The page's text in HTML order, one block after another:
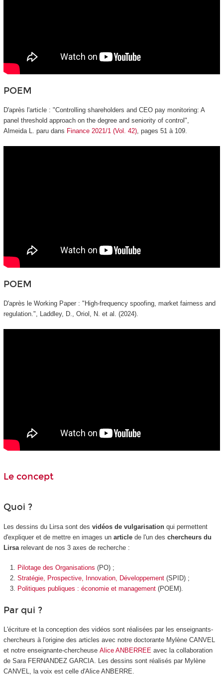
POEM
D'après l'article : "Controlling shareholders and CEO pay monitoring: A
panel threshold approach on the degree and seniority of control",
Almeida L. paru dans Finance 2021/1 (Vol. 42), pages 51 à 109.
POEM
D'après le Working Paper : " High-frequency spoofing, market fairness and
regulation.", Laddley, D., Oriol, N. et al. (2024).
Le concept
Quoi ?
Les dessins du Lirsa sont des vidéos de vulgarisation qui permettent
d'expliquer et de mettre en images un article de l'un des chercheurs du
Lirsarelevant de nos 3 axes de recherche :
Pilotage des Organisations (PO) ;
Stratégie, Prospective, Innovation, Développement(SPID) ;
Politiques publiques : économie et management(POEM).
Par qui ?
L'écriture et la conception des vidéos sont réalisées par les enseignants-
chercheurs à l'origine des articles avec notre doctorante Mylène CANVEL
et notre enseignante-chercheuse Alice ANBERREE avec la collaboration
de Sara FERNANDEZ GARCIA. Les dessins sont réalisés par Mylène
CANVEL, la voix est celle d'Alice ANBERRE.